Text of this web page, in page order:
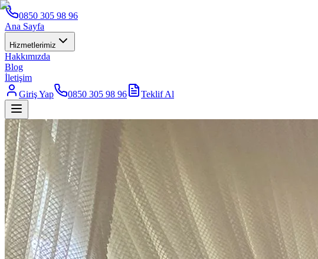
0850 305 98 96
Ana Sayfa
Hizmetlerimiz
Hakkımızda
Blog
İletişim
Giriş Yap
0850 305 98 96 Teklif Al